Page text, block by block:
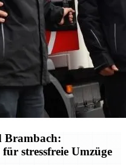
Brambach:
stressfreie Umzüge